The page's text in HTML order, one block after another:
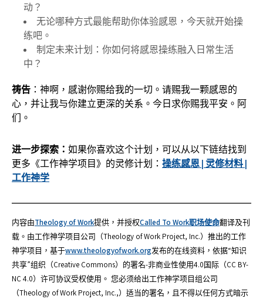
动？
无论哪种方式最能帮助你体验感恩，今天就开始操
练吧。
制定未来计划：你如何将感恩操练融入日常生活
中？
祷告 ：神啊，感谢你赐给我的一切。请赐我一颗感恩的
心，并让我与你建立更深的关系。今日求你赐我平安。阿
们。
进一步探索： 如果你喜欢这个计划，可以从以下链结找到
更多《工作神学项目》的灵修计划： 操练感恩 | 灵修材料 |
工作神学
内容由Theology of Work提供，并授权Called To Work职场使命翻译及刊
载。由工作神学项目公司（Theology of Work Project, Inc.）推出的工作
神学项目，基于www.theologyofwork.org发布的在线资料，依据“知识
共享”组织（Creative Commons）的署名-非商业性使用4.0国际（CC BY-
NC 4.0）许可协议受权使用。 您必须给出工作神学项目组公司
（Theology of Work Project, Inc.,）适当的署名，且不得以任何方式暗示